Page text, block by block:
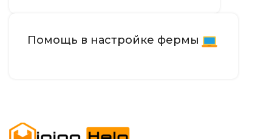
Помощь в настройке фермы